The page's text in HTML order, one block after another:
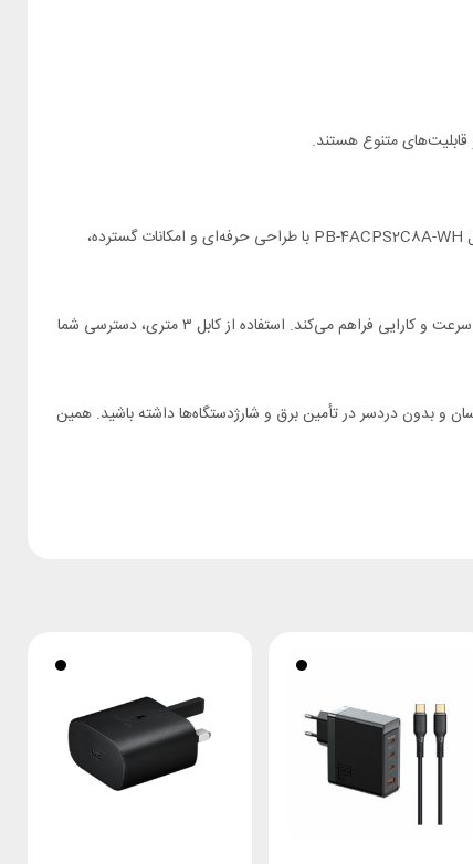
با افزایش تعداد دستگاه‌های الکترونیکی در زندگی روزمره، نیاز به یک منبع برق مطمئن و کارآمد بیش از پیش احساس می‌شود. چندراهی برق هوشمند پرودو مدل PB-4ACPS2C8A-WH با طراحی حرفه‌ای و امکانات گسترده،
این محصول علاوه بر ارائه‌ی چهار پریز یونیورسال و ده پورت USB (هشت پورت USB-A و دو پورت USB-C)، امکان شارژ هم‌زمان چندین دستگاه را بدون کاهش سرعت و کارایی فراهم می‌کند. استفاده از کابل ۳ متری، دسترسی شما
و بدون دردسر در تأمین برق و شارژدستگاه‌ها داشته باشید. همین